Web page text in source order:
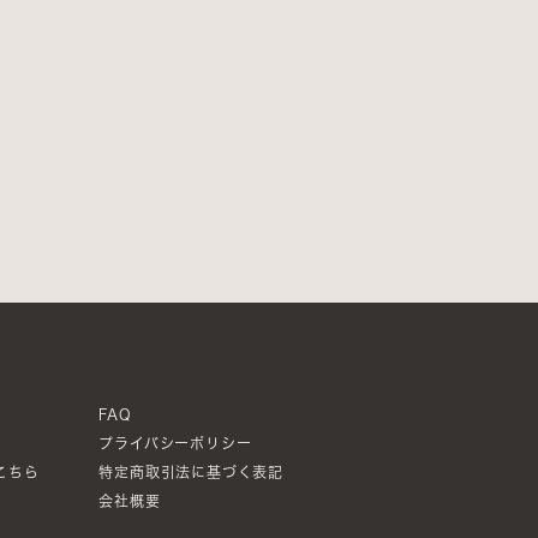
ちら
FAQ
プライバシーポリシー
特定商取引法に基づく表記
会社概要